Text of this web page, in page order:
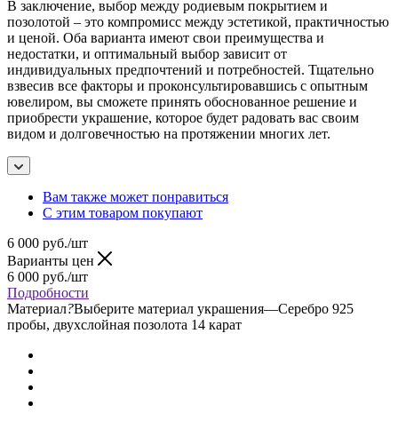
В заключение, выбор между родиевым покрытием и
позолотой – это компромисс между эстетикой, практичностью
и ценой. Оба варианта имеют свои преимущества и
недостатки, и оптимальный выбор зависит от
индивидуальных предпочтений и потребностей. Тщательно
взвесив все факторы и проконсультировавшись с опытным
ювелиром, вы сможете принять обоснованное решение и
приобрести украшение, которое будет радовать вас своим
видом и долговечностью на протяжении многих лет.
Вам также может понравиться
С этим товаром покупают
6 000 руб./шт
Варианты цен
6 000 руб./шт
Подробности
Материал?Выберите материал украшения—Серебро 925
пробы, двухслойная позолота 14 карат